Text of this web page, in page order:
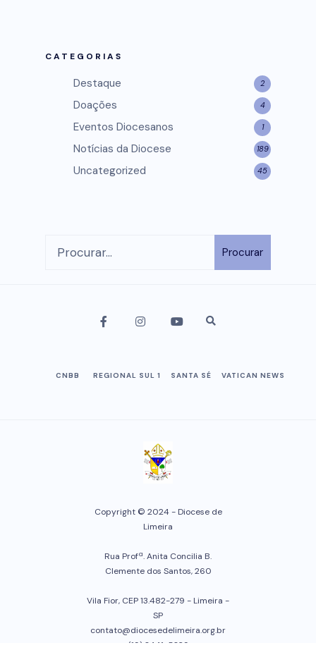
CATEGORIAS
Destaque 2
Doações 4
Eventos Diocesanos 1
Notícias da Diocese 189
Uncategorized 45
Procurar
CNBB REGIONAL SUL 1 SANTA SÉ VATICAN NEWS
Copyright © 2024 - Diocese de
Limeira
Rua Profª. Anita Concilia B.
Clemente dos Santos, 260
Vila Fior, CEP 13.482-279 - Limeira -
SP
contato@diocesedelimeira.org.br
(19) 3441-5329